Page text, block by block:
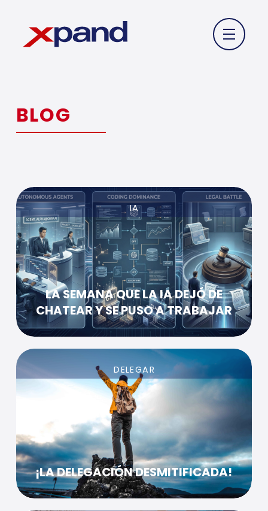
BLOG
IA
LA SEMANA QUE LA IA DEJÓ DE
CHATEAR Y SE PUSO A TRABAJAR
DELEGAR
¡LA DELEGACIÓN DESMITIFICADA!